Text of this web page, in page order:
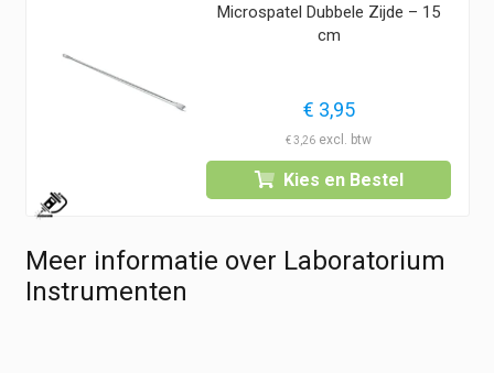
1
Microspatel Dubbele Zijde – 15
cm
€ 3,95
€3,26
Kies en Bestel
Meer informatie over Laboratorium
Instrumenten